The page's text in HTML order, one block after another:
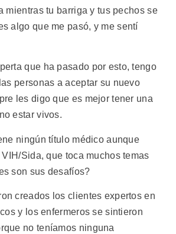
mientras tu barriga y tus pechos se
algo que me pasó, y me sentí
que ha pasado por esto, tengo
personas a aceptar su nuevo
les digo que es mejor tener una
estar vivos.
ningún título médico aunque
Sida, que toca muchos temas
son sus desafíos?
creados los clientes expertos en
y los enfermeros se sintieron
no teníamos ninguna